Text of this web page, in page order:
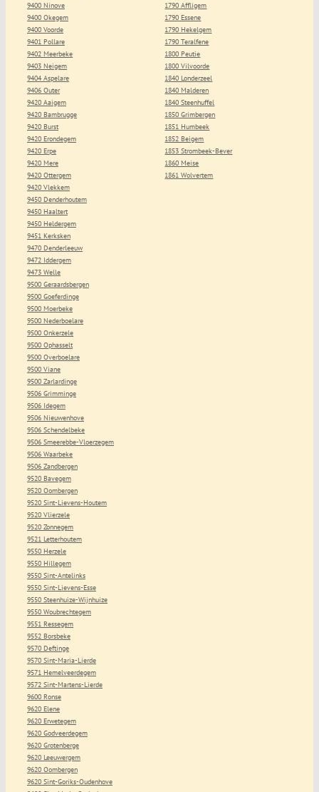
9400 Ninove
9400 Okegem
9400 Voorde
9401 Pollare
9402 Meerbeke
9403 Neigem
9404 Aspelare
9406 Outer
9420 Aaigem
9420 Bambrugge
9420 Burst
9420 Erondegem
9420 Erpe
9420 Mere
9420 Ottergem
9420 Vlekkem
9450 Denderhoutem
9450 Haaltert
9450 Heldergem
9451 Kerksken
9470 Denderleeuw
9472 Iddergem
9473 Welle
9500 Geraardsbergen
9500 Goeferdinge
9500 Moerbeke
9500 Nederboelare
9500 Onkerzele
9500 Ophasselt
9500 Overboelare
9500 Viane
9500 Zarlardinge
9506 Grimminge
9506 Idegem
9506 Nieuwenhove
9506 Schendelbeke
9506 Smeerebbe-Vloerzegem
9506 Waarbeke
9506 Zandbergen
9520 Bavegem
9520 Oombergen
9520 Sint-Lievens-Houtem
9520 Vlierzele
9520 Zonnegem
9521 Letterhoutem
9550 Herzele
9550 Hillegem
9550 Sint-Antelinks
9550 Sint-Lievens-Esse
9550 Steenhuize-Wijnhuize
9550 Woubrechtegem
9551 Ressegem
9552 Borsbeke
9570 Deftinge
9570 Sint-Maria-Lierde
9571 Hemelveerdegem
9572 Sint-Martens-Lierde
9600 Ronse
9620 Elene
9620 Erwetegem
9620 Godveerdegem
9620 Grotenberge
9620 Leeuwergem
9620 Oombergen
9620 Sint-Goriks-Oudenhove
1790 Affligem
1790 Essene
1790 Hekelgem
1790 Teralfene
1800 Peutie
1800 Vilvoorde
1840 Londerzeel
1840 Malderen
1840 Steenhuffel
1850 Grimbergen
1851 Humbeek
1852 Beigem
1853 Strombeek-Bever
1860 Meise
1861 Wolvertem